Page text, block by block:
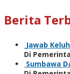
Berita
Jawab
Di
Sumbawa